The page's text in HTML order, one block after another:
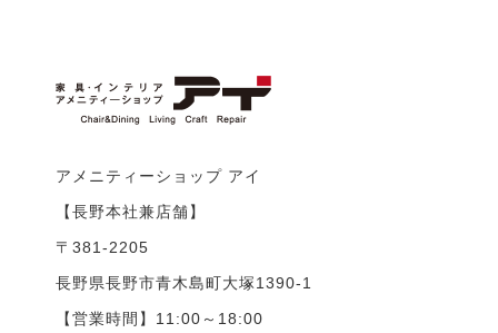
アメニティーショップ アイ
【長野本社兼店舗】
〒381-2205
長野県長野市青木島町大塚1390-1
【営業時間】11:00～18:00